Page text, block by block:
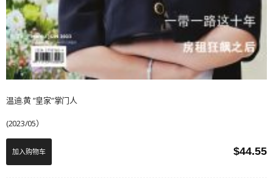
温迪.黄 “皇家“掌门人
(2023/05）
$44.55
加入购物车